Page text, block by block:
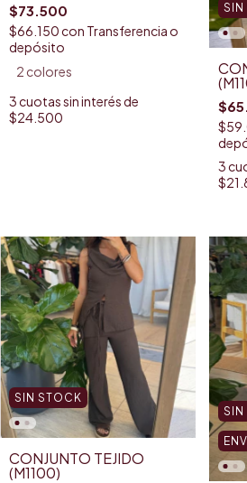
$73.500
$66.150con Transferencia o
depósito
2 colores
3cuotas sin interés de
$24.500
SIN
3
SIN STOCK
CONJUNTO TEJIDO
(M1100)
SIN